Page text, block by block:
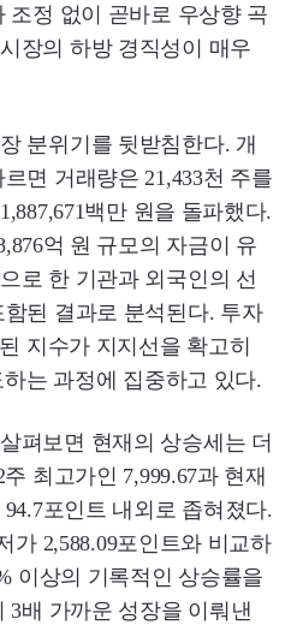
조정 없이 곧바로 우상향 곡
장의 하방 경직성이 매우
분위기를 뒷받침한다. 개
면 거래량은 21,433천 주를
백만 원을 돌파했다.
억 원 규모의 자금이 유
로 한 기관과 외국인의 선
된 결과로 분석된다. 투자
지수가 지지선을 확고히
는 과정에 집중하고 있다.
펴보면 현재의 상승세는 더
최고가인 7,999.67과 현재
포인트 내외로 좁혀졌다.
가 2,588.09포인트와 비교하
이상의 기록적인 상승률을
3배 가까운 성장을 이뤄낸